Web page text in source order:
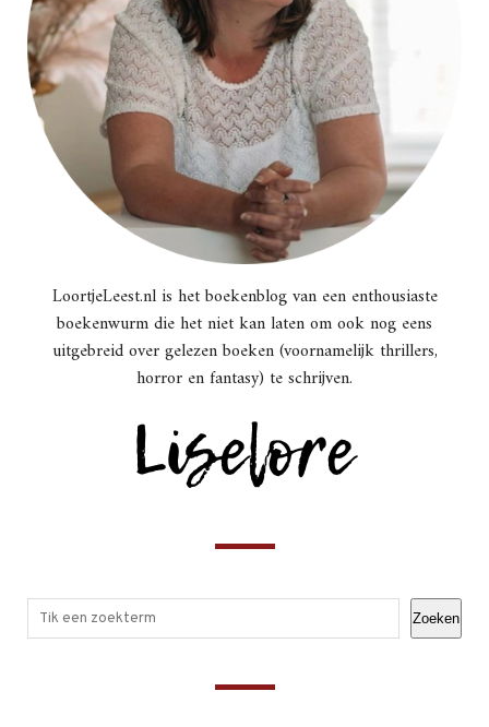
LoortjeLeest.nl is het boekenblog van een enthousiaste
boekenwurm die het niet kan laten om ook nog eens
uitgebreid over gelezen boeken (voornamelijk thrillers,
horror en fantasy) te schrijven.
Zoeken